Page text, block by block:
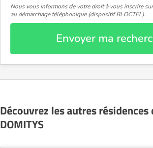
Nous vous informons de votre droit à vous inscrire
au démarchage téléphonique (dispositif BLOCTEL).
Envoyer ma
Découvrez les autres
DOMITYS